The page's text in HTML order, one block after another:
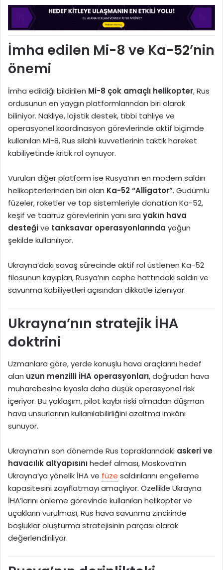
İmha edilen Mi-8 ve Ka-52’nin
önemi
İmha edildiği bildirilen Mi-8 çok amaçlı helikopter, Rus
ordusunun en yaygın platformlarından biri olarak
biliniyor. Nakliye, lojistik destek, tıbbi tahliye ve
operasyonel koordinasyon görevlerinde aktif biçimde
kullanılan Mi-8, Rus silahlı kuvvetlerinin taktik hareket
kabiliyetinde kritik rol oynuyor.
Vurulan diğer platform ise Rusya’nın en modern saldırı
helikopterlerinden biri olan Ka-52 “Alligator”. Güdümlü
füzeler, roketler ve top sistemleriyle donatılan Ka-52,
keşif ve taarruz görevlerinin yanı sıra yakın hava
desteğive tanksavar operasyonlarında yoğun
şekilde kullanılıyor.
Ukrayna’daki savaş sürecinde aktif rol üstlenen Ka-52
filosunun kayıpları, Rusya’nın cephe hattındaki saldırı ve
savunma kabiliyetleri açısından dikkatle izleniyor.
Ukrayna’nın stratejik İHA
doktrini
Uzmanlara göre, yerde konuşlu hava araçlarını hedef
alan uzun menzilli İHA operasyonları, doğrudan hava
muharebesine kıyasla daha düşük operasyonel risk
içeriyor. Bu yaklaşım, pilot kaybı riski olmadan düşman
hava unsurlarının kullanılabilirliğini azaltma imkânı
sunuyor.
Ukrayna’nın son dönemde Rus topraklarındaki askeri ve
havacılık altyapısınıhedef alması, Moskova’nın
Ukrayna’ya yönelik İHA ve füze saldırılarını engelleme
kapasitesini zayıflatmayı amaçlıyor. Özellikle Ukrayna
İHA’larını önleme görevinde kullanılan helikopter ve
uçakların vurulması, Rus hava savunma zincirinde
boşluklar oluşturma stratejisinin parçası olarak
değerlendiriliyor.